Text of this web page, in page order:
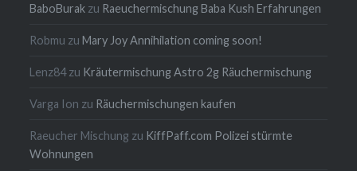
BaboBurak zu Raeuchermischung Baba Kush Erfahrungen
Robmu zuMary Joy Annihilation coming soon!
Lenz84zu Kräutermischung Astro 2g Räuchermischung
Varga Ion zu Räuchermischungen kaufen
Raeucher Mischung zu KiffPaff.com Polizei stürmte
Wohnungen